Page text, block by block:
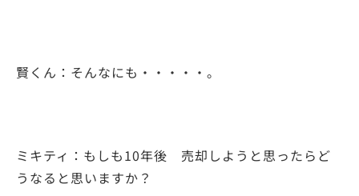
賢くん：そんなにも・・・・・。
ミキティ：もしも10年後 売却しようと思ったらど
うなると思いますか？